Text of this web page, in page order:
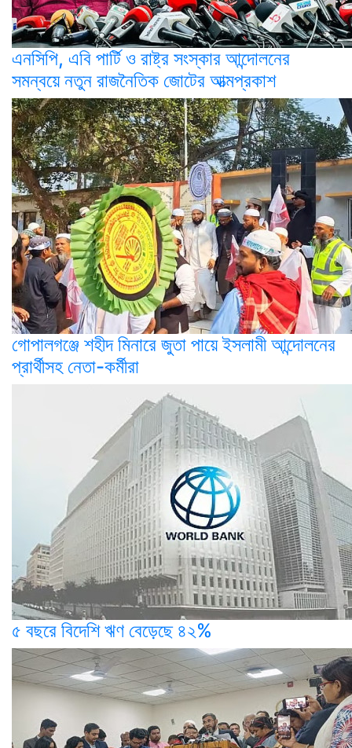
এনসিপি, এবি পার্টি ও রাষ্ট্র সংস্কার আন্দোলনের
সমন্বয়ে নতুন রাজনৈতিক জোটের আত্মপ্রকাশ
গোপালগঞ্জে শহীদ মিনারে জুতা পায়ে ইসলামী আন্দোলনের
প্রার্থীসহ নেতা-কর্মীরা
৫ বছরে বিদেশি ঋণ বেড়েছে ৪২%